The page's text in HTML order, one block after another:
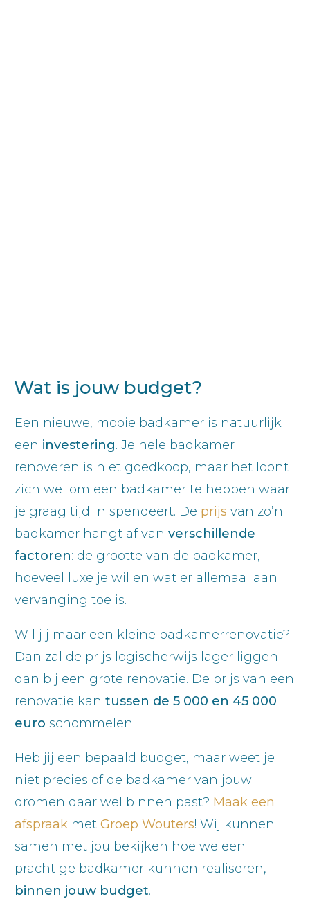
Wat is jouw budget?
Een nieuwe, mooie badkamer is natuurlijk
een investering. Je hele badkamer
renoveren is niet goedkoop, maar het loont
zich wel om een badkamer te hebben waar
je graag tijd in spendeert. De prijs van zo’n
badkamer hangt af van verschillende
factoren: de grootte van de badkamer,
hoeveel luxe je wil en wat er allemaal aan
vervanging toe is.
Wil jij maar een kleine badkamerrenovatie?
Dan zal de prijs logischerwijs lager liggen
dan bij een grote renovatie. De prijs van een
renovatie kan tussen de 5 000 en 45 000
euro schommelen.
Heb jij een bepaald budget, maar weet je
niet precies of de badkamer van jouw
dromen daar wel binnen past? Maak een
afspraak met Groep Wouters! Wij kunnen
samen met jou bekijken hoe we een
prachtige badkamer kunnen realiseren,
binnen jouw budget.